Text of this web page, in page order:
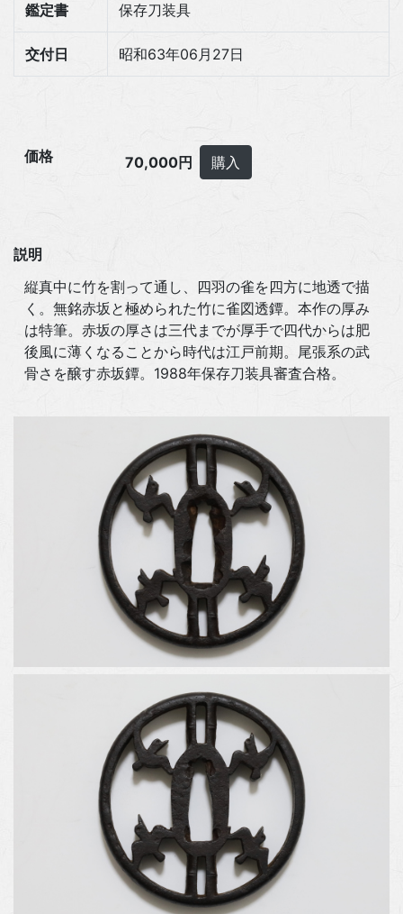
鑑定書
保存刀装具
交付日 昭和63年06月27日
価格 70,000円 購入
説明
縦真中に竹を割って通し、四羽の雀を四方に地透で描
く。無銘赤坂と極められた竹に雀図透鐔。本作の厚み
は特筆。赤坂の厚さは三代までが厚手で四代からは肥
後風に薄くなることから時代は江戸前期。尾張系の武
骨さを醸す赤坂鐔。1988年保存刀装具審査合格。